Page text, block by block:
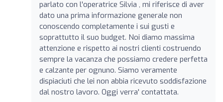
parlato con l'operatrice Silvia , mi riferisce di aver
dato una prima informazione generale non
conoscendo completamente i sui gusti e
soprattutto il suo budget. Noi diamo massima
attenzione e rispetto ai nostri clienti costruendo
sempre la vacanza che possiamo credere perfetta
e calzante per ognuno. Siamo veramente
dispiaciuti che lei non abbia ricevuto soddisfazione
dal nostro lavoro. Oggi verra' contattata.